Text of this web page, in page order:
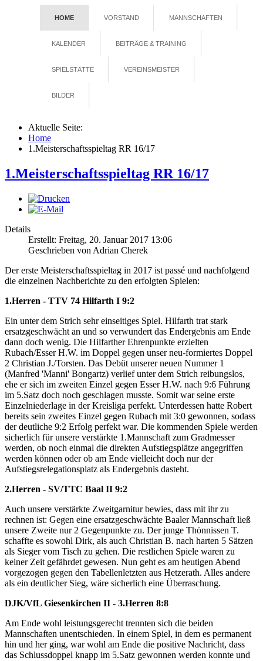
HOME VORSTAND MANNSCHAFTEN
KALENDER BEITRÄGE & TRAINING
SPIELSTÄTTE VEREINSMEISTER
BILDER
Aktuelle Seite:
Home
1.Meisterschaftsspieltag RR 16/17
1.Meisterschaftsspieltag RR 16/17
Details
Erstellt: Freitag, 20. Januar 2017 13:06
Geschrieben von Adrian Cherek
Der erste Meisterschaftsspieltag in 2017 ist passé und nachfolgend
die einzelnen Nachberichte zu den erfolgten Spielen:
1.Herren - TTV 74 Hilfarth I 9:2
Ein unter dem Strich sehr einseitiges Spiel. Hilfarth trat stark
ersatzgeschwächt an und so verwundert das Endergebnis am Ende
dann doch wenig. Die Hilfarther Ehrenpunkte erzielten
Rubach/Esser H.W. im Doppel gegen unser neu-formiertes Doppel
2 Christian J./Torsten. Das Debüt unserer neuen Nummer 1
(Manfred 'Manni' Bongartz) verlief unter dem Strich reibungslos,
ehe er sich im zweiten Einzel gegen Esser H.W. nach 9:6 Führung
im 5.Satz doch noch geschlagen musste. Somit war seine erste
Einzelniederlage in der Kreisliga perfekt. Unterdessen hatte Robert
bereits sein zweites Einzel gegen Rubach mit 3:0 gewonnen, sodass
der deutliche 9:2 Erfolg perfekt war. Die kommenden Spiele werden
sicherlich für unsere verstärkte 1.Mannschaft zum Gradmesser
werden, ob noch einmal die direkten Aufstiegsplätze angegriffen
werden können oder ob am Ende vielleicht doch nur der
Aufstiegsrelegationsplatz als Endergebnis dasteht.
2.Herren - SV/TTC Baal II 9:2
Auch unsere verstärkte Zweitgarnitur bewies, dass mit ihr zu
rechnen ist: Gegen eine ersatzgeschwächte Baaler Mannschaft ließ
unsere Zweite nur 2 Gegenpunkte zu. Der junge Thönnissen T.
schaffte es sowohl Dirk, als auch Christian B. nach harten 5 Sätzen
als Sieger vom Tisch zu gehen. Die restlichen Spiele waren zu
keiner Zeit gefährdet gewesen. Nun geht es am heutigen Abend
vorgezogen gegen den Tabellenletzten aus Hetzerath. Alles andere
als ein deutlicher Sieg, wäre sicherlich eine Überraschung.
DJK/VfL Giesenkirchen II - 3.Herren 8:8
Am Ende wohl leistungsgerecht trennten sich die beiden
Mannschaften unentschieden. In einem Spiel, in dem es permanent
hin und her ging, war wohl am Ende die positive Nachricht, dass
das Schlussdoppel knapp im 5.Satz gewonnen werden konnte und